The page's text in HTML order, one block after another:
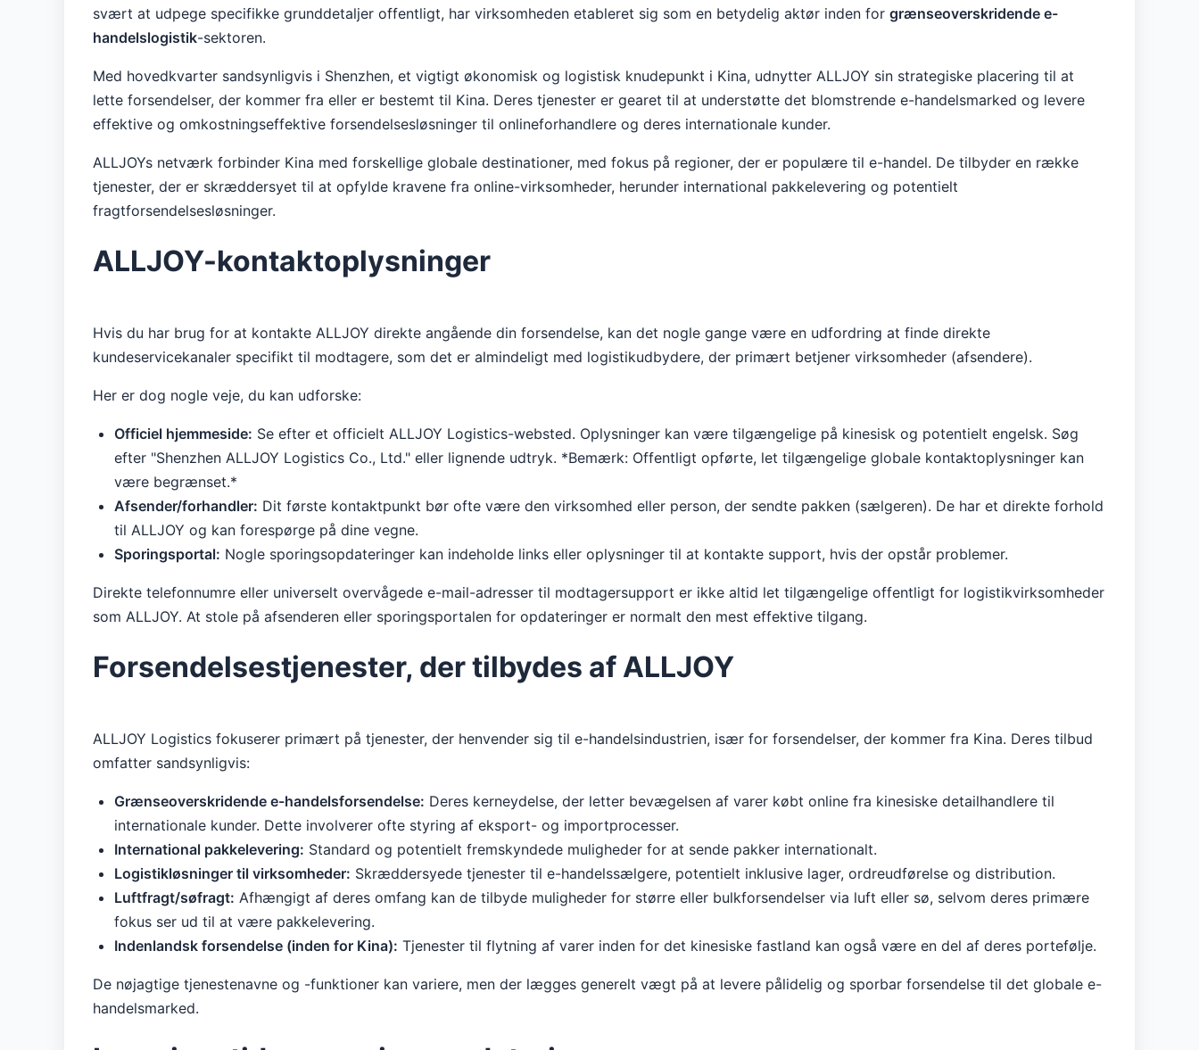
svært at udpege specifikke grunddetaljer offentligt, har virksomheden etableret sig som en betydelig aktør inden for grænseoverskridende e-
handelslogistik-sektoren.
Med hovedkvarter sandsynligvis i Shenzhen, et vigtigt økonomisk og logistisk knudepunkt i Kina, udnytter ALLJOY sin strategiske placering til at
lette forsendelser, der kommer fra eller er bestemt til Kina. Deres tjenester er gearet til at understøtte det blomstrende e-handelsmarked og levere
effektive og omkostningseffektive forsendelsesløsninger til onlineforhandlere og deres internationale kunder.
ALLJOYs netværk forbinder Kina med forskellige globale destinationer, med fokus på regioner, der er populære til e-handel. De tilbyder en række
tjenester, der er skræddersyet til at opfylde kravene fra online-virksomheder, herunder international pakkelevering og potentielt
fragtforsendelsesløsninger.
ALLJOY-kontaktoplysninger
Hvis du har brug for at kontakte ALLJOY direkte angående din forsendelse, kan det nogle gange være en udfordring at finde direkte
kundeservicekanaler specifikt til modtagere, som det er almindeligt med logistikudbydere, der primært betjener virksomheder (afsendere).
Her er dog nogle veje, du kan udforske:
Officiel hjemmeside: Se efter et officielt ALLJOY Logistics-websted. Oplysninger kan være tilgængelige på kinesisk og potentielt engelsk. Søg
efter "Shenzhen ALLJOY Logistics Co., Ltd." eller lignende udtryk. *Bemærk: Offentligt opførte, let tilgængelige globale kontaktoplysninger kan
være begrænset.*
Afsender/forhandler: Dit første kontaktpunkt bør ofte være den virksomhed eller person, der sendte pakken (sælgeren). De har et direkte forhold
til ALLJOY og kan forespørge på dine vegne.
Sporingsportal: Nogle sporingsopdateringer kan indeholde links eller oplysninger til at kontakte support, hvis der opstår problemer.
Direkte telefonnumre eller universelt overvågede e-mail-adresser til modtagersupport er ikke altid let tilgængelige offentligt for logistikvirksomheder
som ALLJOY. At stole på afsenderen eller sporingsportalen for opdateringer er normalt den mest effektive tilgang.
Forsendelsestjenester, der tilbydes af ALLJOY
ALLJOY Logistics fokuserer primært på tjenester, der henvender sig til e-handelsindustrien, især for forsendelser, der kommer fra Kina. Deres tilbud
omfatter sandsynligvis:
Grænseoverskridende e-handelsforsendelse: Deres kerneydelse, der letter bevægelsen af ​​varer købt online fra kinesiske detailhandlere til
internationale kunder. Dette involverer ofte styring af eksport- og importprocesser.
International pakkelevering: Standard og potentielt fremskyndede muligheder for at sende pakker internationalt.
Logistikløsninger til virksomheder: Skræddersyede tjenester til e-handelssælgere, potentielt inklusive lager, ordreudførelse og distribution.
Luftfragt/søfragt: Afhængigt af deres omfang kan de tilbyde muligheder for større eller bulkforsendelser via luft eller sø, selvom deres primære
fokus ser ud til at være pakkelevering.
Indenlandsk forsendelse (inden for Kina): Tjenester til flytning af varer inden for det kinesiske fastland kan også være en del af deres portefølje.
De nøjagtige tjenestenavne og -funktioner kan variere, men der lægges generelt vægt på at levere pålidelig og sporbar forsendelse til det globale e-
handelsmarked.